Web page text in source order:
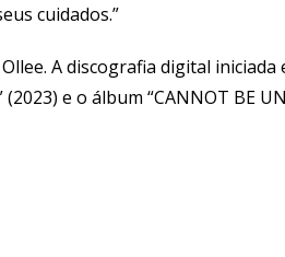
cuidados.”
A discografia digital iniciada
e o álbum “CANNOT BE